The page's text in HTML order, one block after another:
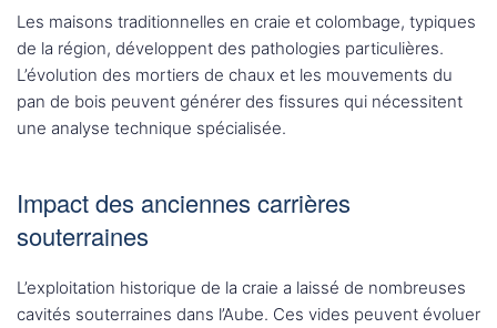
Les maisons traditionnelles en craie et colombage, typiques
de la région, développent des pathologies particulières.
L’évolution des mortiers de chaux et les mouvements du
pan de bois peuvent générer des fissures qui nécessitent
une analyse technique spécialisée.
Impact des anciennes carrières
souterraines
L’exploitation historique de la craie a laissé de nombreuses
cavités souterraines dans l’Aube. Ces vides peuvent évoluer